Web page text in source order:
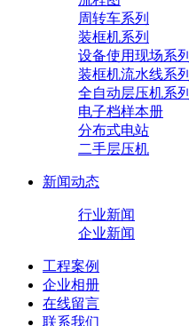
周转车系列
装框机系列
设备使用现场系列
装框机流水线系列
全自动层压机系列
电子档样本册
分布式电站
二手层压机
新闻动态
行业新闻
企业新闻
工程案例
企业相册
在线留言
联系我们